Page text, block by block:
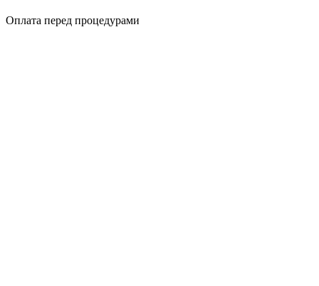
Оплата перед процедурами